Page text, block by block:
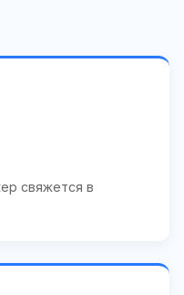
свяжется в